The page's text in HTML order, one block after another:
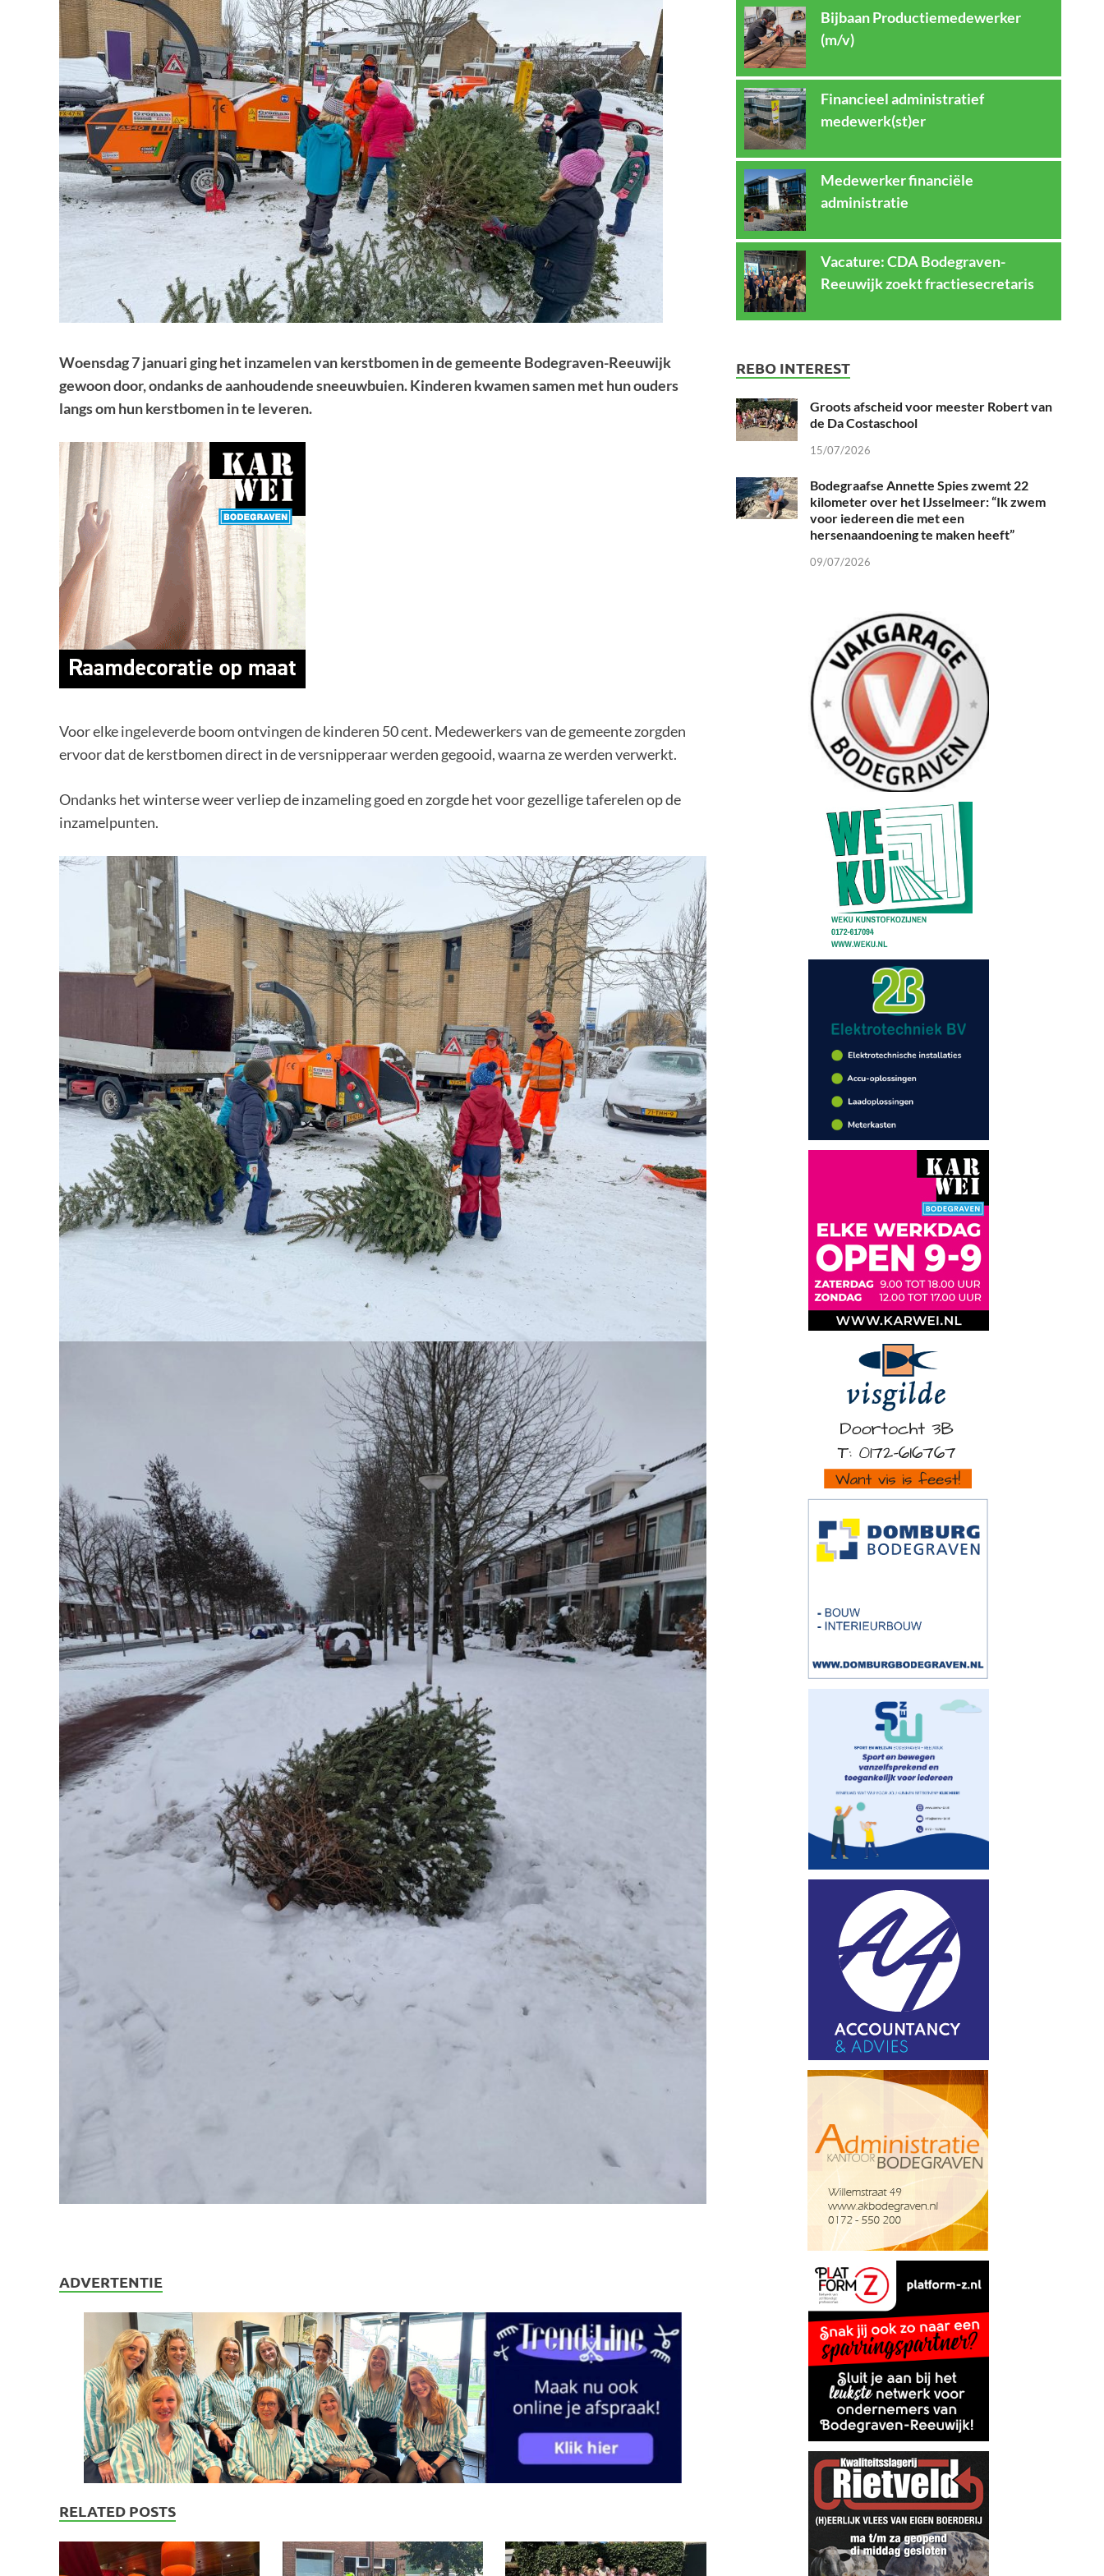
Woensdag 7 januari ging het inzamelen van kerstbomen in de gemeente Bodegraven-Reeuwijk
gewoon door, ondanks de aanhoudende sneeuwbuien. Kinderen kwamen samen met hun ouders
langs om hun kerstbomen in te leveren.
Voor elke ingeleverde boom ontvingen de kinderen 50 cent. Medewerkers van de gemeente zorgden
ervoor dat de kerstbomen direct in de versnipperaar werden gegooid, waarna ze werden verwerkt.
Ondanks het winterse weer verliep de inzameling goed en zorgde het voor gezellige taferelen op de
inzamelpunten.
ADVERTENTIE
RELATED POSTS
Bijbaan Productiemedewerker
(m/v)
Financieel administratief
medewerk(st)er
Medewerker financiële
administratie
Vacature: CDA Bodegraven-
Reeuwijk zoekt fractiesecretaris
REBO INTEREST
Groots afscheid voor meester Robert van
de Da Costaschool
15/07/2026
Bodegraafse Annette Spies zwemt 22
kilometer over het IJsselmeer: “Ik zwem
voor iedereen die met een
hersenaandoening te maken heeft”
09/07/2026